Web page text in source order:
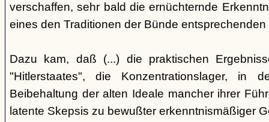
verschaffen, sehr bald die ernüchternde
eines den Traditionen der Bünde
Dazu kam, daß (...) die praktischen
"Hitlerstaates", die Konzentrationslager, in
Beibehaltung der alten Ideale mancher ihrer
latente Skepsis zu bewußter erkenntnismäßiger